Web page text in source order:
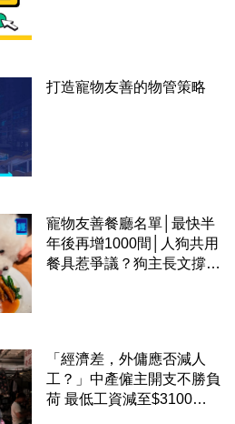
打造寵物友善的物管策略
寵物友善餐廳名單│最快半
年後再增1000間│人狗共用
餐具惹爭議？狗主長文撐
「經濟差，外傭應否減人
工？」中產僱主開支不勝負
荷 最低工資減至$3100蚊